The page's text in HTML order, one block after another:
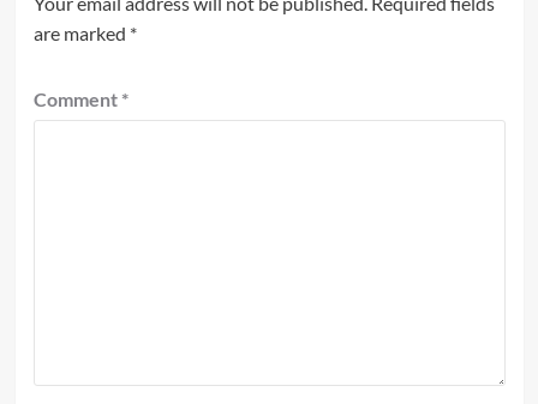
are marked *
Comment *